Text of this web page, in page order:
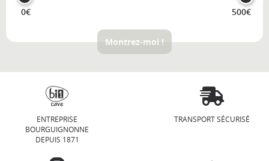
0€ 500€
Montrez-moi !
ENTREPRISE
BOURGUIGNONNE
DEPUIS 1871
TRANSPORT SÉCURISÉ